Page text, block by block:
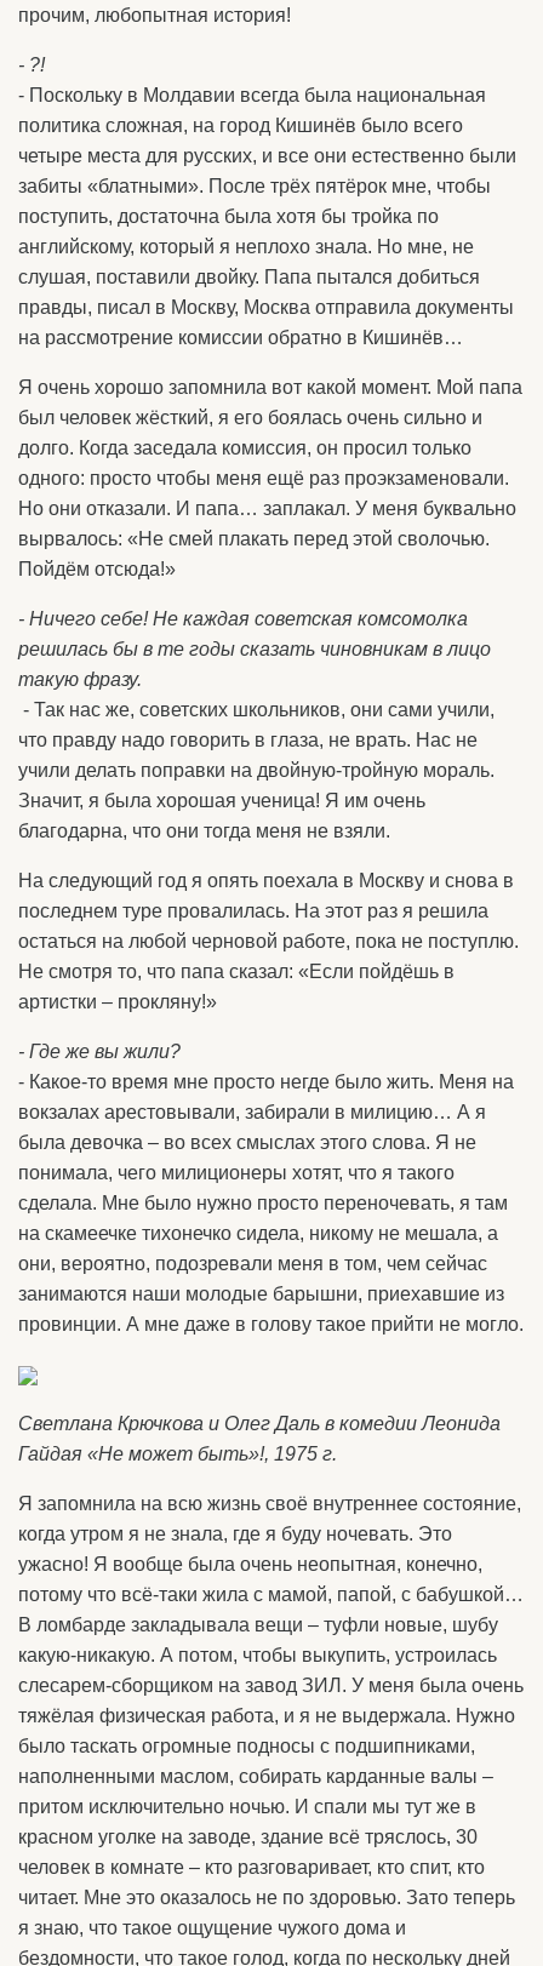
прочим, любопытная история!
- ?!
- Поскольку в Молдавии всегда была национальная
политика сложная, на город Кишинёв было всего
четыре места для русских, и все они естественно были
забиты «блатными». После трёх пятёрок мне, чтобы
поступить, достаточна была хотя бы тройка по
английскому, который я неплохо знала. Но мне, не
слушая, поставили двойку. Папа пытался добиться
правды, писал в Москву, Москва отправила документы
на рассмотрение комиссии обратно в Кишинёв…
Я очень хорошо запомнила вот какой момент. Мой папа
был человек жёсткий, я его боялась очень сильно и
долго. Когда заседала комиссия, он просил только
одного: просто чтобы меня ещё раз проэкзаменовали.
Но они отказали. И папа… заплакал. У меня буквально
вырвалось: «Не смей плакать перед этой сволочью.
Пойдём отсюда!»
- Ничего себе! Не каждая советская комсомолка
решилась бы в те годы сказать чиновникам в лицо
такую фразу.
- Так нас же, советских школьников, они сами учили,
что правду надо говорить в глаза, не врать. Нас не
учили делать поправки на двойную-тройную мораль.
Значит, я была хорошая ученица! Я им очень
благодарна, что они тогда меня не взяли.
На следующий год я опять поехала в Москву и снова в
последнем туре провалилась. На этот раз я решила
остаться на любой черновой работе, пока не поступлю.
Не смотря то, что папа сказал: «Если пойдёшь в
артистки – прокляну!»
- Где же вы жили?
- Какое-то время мне просто негде было жить. Меня на
вокзалах арестовывали, забирали в милицию… А я
была девочка – во всех смыслах этого слова. Я не
понимала, чего милиционеры хотят, что я такого
сделала. Мне было нужно просто переночевать, я там
на скамеечке тихонечко сидела, никому не мешала, а
они, вероятно, подозревали меня в том, чем сейчас
занимаются наши молодые барышни, приехавшие из
провинции. А мне даже в голову такое прийти не могло.
Светлана Крючкова и Олег Даль в комедии Леонида
Гайдая «Не может быть»!, 1975 г.
Я запомнила на всю жизнь своё внутреннее состояние,
когда утром я не знала, где я буду ночевать. Это
ужасно! Я вообще была очень неопытная, конечно,
потому что всё-таки жила с мамой, папой, с бабушкой…
В ломбарде закладывала вещи – туфли новые, шубу
какую-никакую. А потом, чтобы выкупить, устроилась
слесарем-сборщиком на завод ЗИЛ. У меня была очень
тяжёлая физическая работа, и я не выдержала. Нужно
было таскать огромные подносы с подшипниками,
наполненными маслом, собирать карданные валы –
притом исключительно ночью. И спали мы тут же в
красном уголке на заводе, здание всё тряслось, 30
человек в комнате – кто разговаривает, кто спит, кто
читает. Мне это оказалось не по здоровью. Зато теперь
я знаю, что такое ощущение чужого дома и
бездомности, что такое голод, когда по нескольку дней